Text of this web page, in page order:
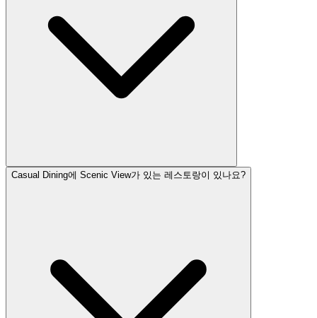
Casual Dining에 Scenic View가 있는 레스토랑이 있나요?